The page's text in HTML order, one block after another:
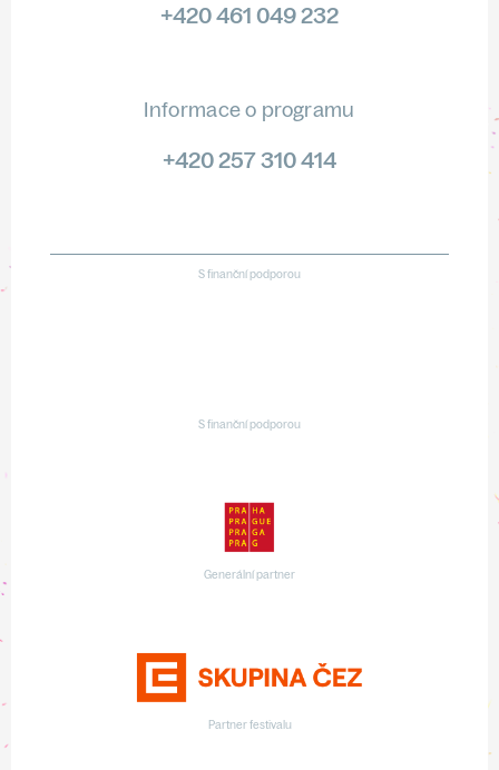
+420 461 049 232
Informace o programu
+420 257 310 414
S finanční podporou
S finanční podporou
Generální partner
Partner festivalu